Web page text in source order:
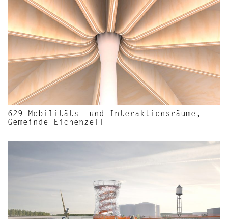
629 Mobilitäts- und Interaktionsräume,
Gemeinde Eichenzell